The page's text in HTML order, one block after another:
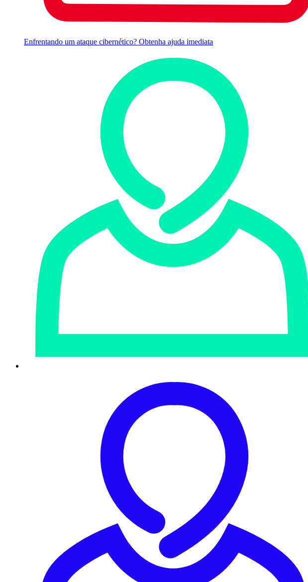
Enfrentando um ataque cibernético? Obtenha ajuda imediata